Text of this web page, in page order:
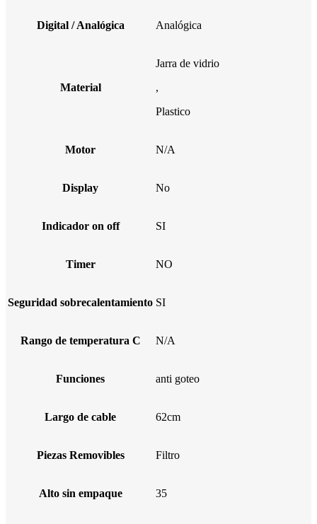
Digital / Analógica Analógica
Material
Jarra de vidrio
,
Plastico
Motor N/A
Display No
Indicador on off SI
Timer NO
Seguridad sobrecalentamiento SI
Rango de temperatura C N/A
Funciones anti goteo
Largo de cable 62cm
Piezas Removibles Filtro
Alto sin empaque 35